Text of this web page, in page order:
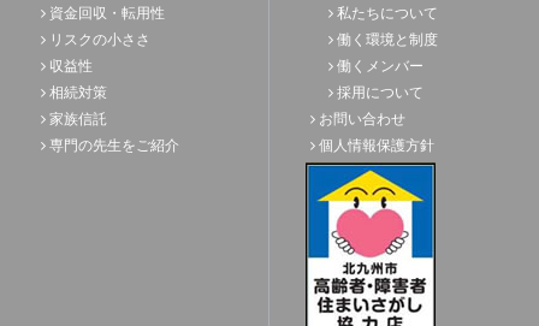
資金回収・転用性
リスクの小ささ
収益性
相続対策
家族信託
専門の先生をご紹介
私たちについて
働く環境と制度
働くメンバー
採用について
お問い合わせ
個人情報保護方針